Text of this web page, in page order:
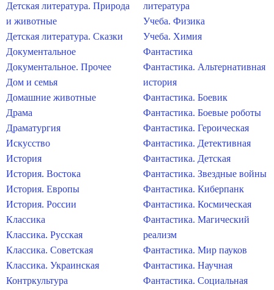
Детская литература. Природа
и животные
Детская литература. Сказки
Документальное
Документальное. Прочее
Дом и семья
Домашние животные
Драма
Драматургия
Искусство
История
История. Востока
История. Европы
История. России
Классика
Классика. Русская
Классика. Советская
Классика. Украинская
Контркультура
литература
Учеба. Физика
Учеба. Химия
Фантастика
Фантастика. Альтернативная
история
Фантастика. Боевик
Фантастика. Боевые роботы
Фантастика. Героическая
Фантастика. Детективная
Фантастика. Детская
Фантастика. Звездные войны
Фантастика. Киберпанк
Фантастика. Космическая
Фантастика. Магический
реализм
Фантастика. Мир пауков
Фантастика. Научная
Фантастика. Социальная